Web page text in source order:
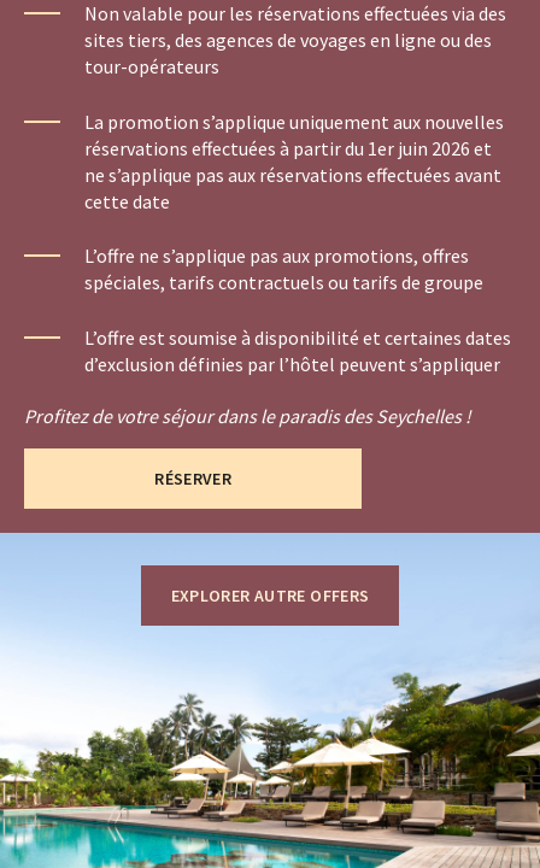
Non valable pour les réservations effectuées via des
sites tiers, des agences de voyages en ligne ou des
tour-opérateurs
La promotion s’applique uniquement aux nouvelles
réservations effectuées à partir du 1er juin 2026 et
ne s’applique pas aux réservations effectuées avant
cette date
L’offre ne s’applique pas aux promotions, offres
spéciales, tarifs contractuels ou tarifs de groupe
L’offre est soumise à disponibilité et certaines dates
d’exclusion définies par l’hôtel peuvent s’appliquer
Profitez de votre séjour dans le paradis des Seychelles !
RÉSERVER
EXPLORER AUTRE OFFERS